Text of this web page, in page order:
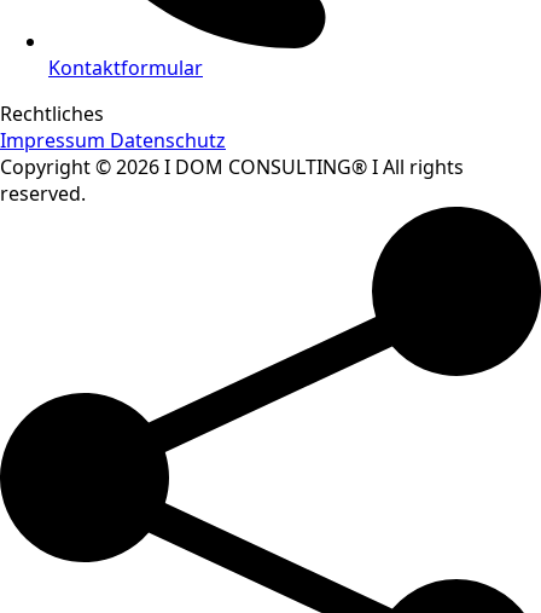
Kontaktformular
Rechtliches
Impressum Datenschutz
Copyright © 2026 I DOM CONSULTING® I All rights
reserved.